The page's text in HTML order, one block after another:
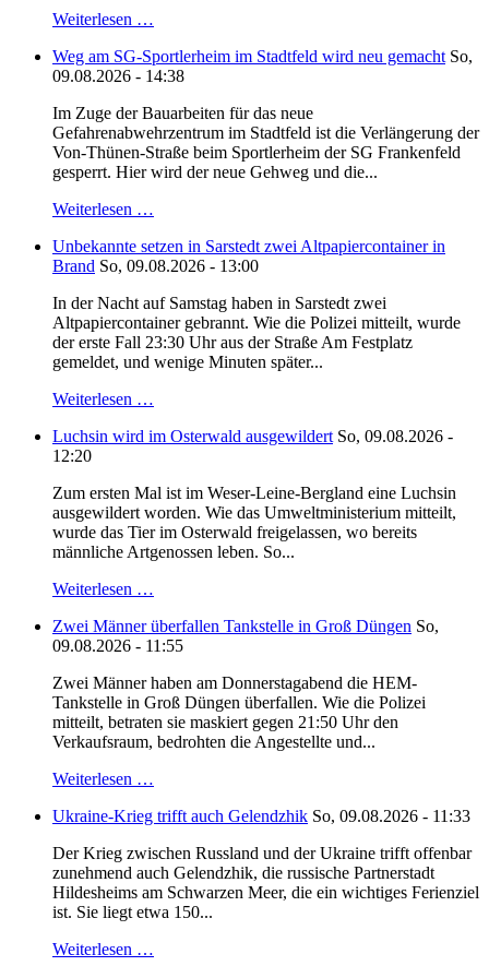
Weiterlesen …
Weg am SG-Sportlerheim im Stadtfeld wird neu gemacht So,
09.08.2026 - 14:38
Im Zuge der Bauarbeiten für das neue
Gefahrenabwehrzentrum im Stadtfeld ist die Verlängerung der
Von-Thünen-Straße beim Sportlerheim der SG Frankenfeld
gesperrt. Hier wird der neue Gehweg und die...
Weiterlesen …
Unbekannte setzen in Sarstedt zwei Altpapiercontainer in
Brand So, 09.08.2026 - 13:00
In der Nacht auf Samstag haben in Sarstedt zwei
Altpapiercontainer gebrannt. Wie die Polizei mitteilt, wurde
der erste Fall 23:30 Uhr aus der Straße Am Festplatz
gemeldet, und wenige Minuten später...
Weiterlesen …
Luchsin wird im Osterwald ausgewildert So, 09.08.2026 -
12:20
Zum ersten Mal ist im Weser-Leine-Bergland eine Luchsin
ausgewildert worden. Wie das Umweltministerium mitteilt,
wurde das Tier im Osterwald freigelassen, wo bereits
männliche Artgenossen leben. So...
Weiterlesen …
Zwei Männer überfallen Tankstelle in Groß Düngen So,
09.08.2026 - 11:55
Zwei Männer haben am Donnerstagabend die HEM-
Tankstelle in Groß Düngen überfallen. Wie die Polizei
mitteilt, betraten sie maskiert gegen 21:50 Uhr den
Verkaufsraum, bedrohten die Angestellte und...
Weiterlesen …
Ukraine-Krieg trifft auch Gelendzhik So, 09.08.2026 - 11:33
Der Krieg zwischen Russland und der Ukraine trifft offenbar
zunehmend auch Gelendzhik, die russische Partnerstadt
Hildesheims am Schwarzen Meer, die ein wichtiges Ferienziel
ist. Sie liegt etwa 150...
Weiterlesen …